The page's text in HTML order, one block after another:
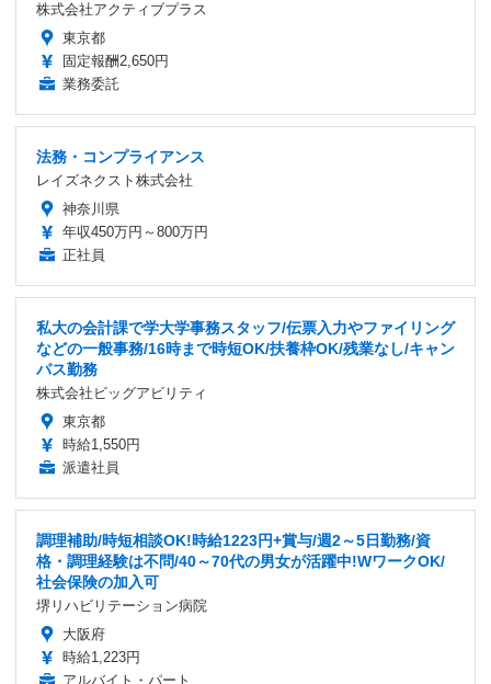
株式会社アクティブプラス
東京都
固定報酬2,650円
業務委託
法務・コンプライアンス
レイズネクスト株式会社
神奈川県
年収450万円～800万円
正社員
私大の会計課で学大学事務スタッフ/伝票入力やファイリング
などの一般事務/16時まで時短OK/扶養枠OK/残業なし/キャン
パス勤務
株式会社ビッグアビリティ
東京都
時給1,550円
派遣社員
調理補助/時短相談OK!時給1223円+賞与/週2～5日勤務/資
格・調理経験は不問/40～70代の男女が活躍中!WワークOK/
社会保険の加入可
堺リハビリテーション病院
大阪府
時給1,223円
アルバイト・パート